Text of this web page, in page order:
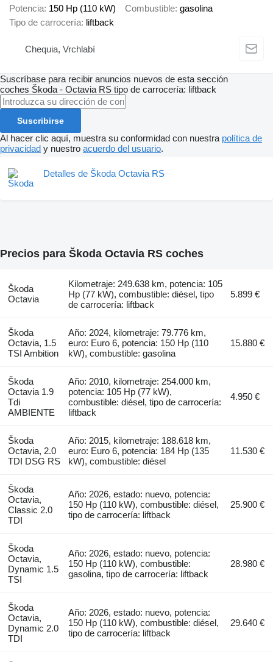
Potencia 150 Hp (110 kW) Combustible gasolina
Tipo de carrocería liftback
Chequia, Vrchlabí
Suscríbase para recibir anuncios nuevos de esta sección
coches Škoda - Octavia RS tipo de carrocería: liftback
Suscribirse
Al hacer clic aquí, muestra su conformidad con nuestra política de
privacidad y nuestro acuerdo del usuario.
Detalles de Škoda Octavia RS
Precios para Škoda Octavia RS coches
Škoda
Octavia
Kilometraje: 249.638 km, potencia: 105
Hp (77 kW), combustible: diésel, tipo
de carrocería: liftback
5.899 €
Škoda
Octavia, 1.5
TSI Ambition
Año: 2024, kilometraje: 79.776 km,
euro: Euro 6, potencia: 150 Hp (110
kW), combustible: gasolina
15.880 €
Škoda
Octavia 1.9
Tdi
AMBIENTE
Año: 2010, kilometraje: 254.000 km,
potencia: 105 Hp (77 kW),
combustible: diésel, tipo de carrocería:
liftback
4.950 €
Škoda
Octavia, 2.0
TDI DSG RS
Año: 2015, kilometraje: 188.618 km,
euro: Euro 6, potencia: 184 Hp (135
kW), combustible: diésel
11.530 €
Škoda
Octavia,
Classic 2.0
TDI
Año: 2026, estado: nuevo, potencia:
150 Hp (110 kW), combustible: diésel,
tipo de carrocería: liftback
25.900 €
Škoda
Octavia,
Dynamic 1.5
TSI
Año: 2026, estado: nuevo, potencia:
150 Hp (110 kW), combustible:
gasolina, tipo de carrocería: liftback
28.980 €
Škoda
Octavia,
Dynamic 2.0
TDI
Año: 2026, estado: nuevo, potencia:
150 Hp (110 kW), combustible: diésel,
tipo de carrocería: liftback
29.640 €